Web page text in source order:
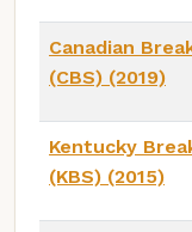
Canadian
(CBS) (2019)
Kentucky
(KBS) (2015)